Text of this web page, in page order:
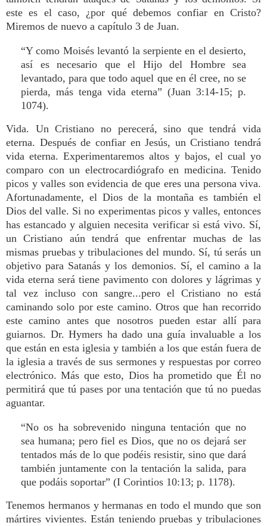
este es el caso, ¿por qué debemos confiar en Cristo?
Miremos de nuevo a capítulo 3 de Juan.
“Y como Moisés levantó la serpiente en el desierto,
así es necesario que el Hijo del Hombre sea
levantado, para que todo aquel que en él cree, no se
pierda, más tenga vida eterna” (Juan 3:14-15; p.
1074).
Vida. Un Cristiano no perecerá, sino que tendrá vida
eterna. Después de confiar en Jesús, un Cristiano tendrá
vida eterna. Experimentaremos altos y bajos, el cual yo
comparo con un electrocardiógrafo en medicina. Tenido
picos y valles son evidencia de que eres una persona viva.
Afortunadamente, el Dios de la montaña es también el
Dios del valle. Si no experimentas picos y valles, entonces
has estancado y alguien necesita verificar si está vivo. Sí,
un Cristiano aún tendrá que enfrentar muchas de las
mismas pruebas y tribulaciones del mundo. Sí, tú serás un
objetivo para Satanás y los demonios. Sí, el camino a la
vida eterna será tiene pavimento con dolores y lágrimas y
tal vez incluso con sangre...pero el Cristiano no está
caminando solo por este camino. Otros que han recorrido
este camino antes que nosotros pueden estar allí para
guiarnos. Dr. Hymers ha dado una guía invaluable a los
que están en esta iglesia y también a los que están fuera de
la iglesia a través de sus sermones y respuestas por correo
electrónico. Más que esto, Dios ha prometido que Él no
permitirá que tú pases por una tentación que tú no puedas
aguantar.
“No os ha sobrevenido ninguna tentación que no
sea humana; pero fiel es Dios, que no os dejará ser
tentados más de lo que podéis resistir, sino que dará
también juntamente con la tentación la salida, para
que podáis soportar” (I Corintios 10:13; p. 1178).
Tenemos hermanos y hermanas en todo el mundo que son
mártires vivientes. Están teniendo pruebas y tribulaciones